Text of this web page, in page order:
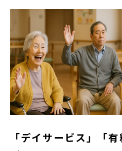
「デイサービス」「